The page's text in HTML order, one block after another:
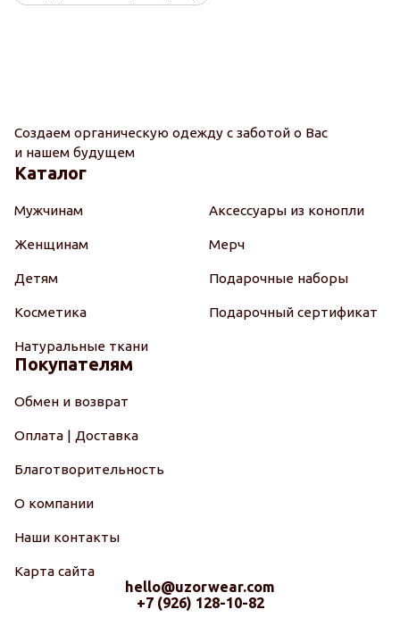
Создаем органическую одежду с заботой о Вас
и нашем будущем
Каталог
Мужчинам
Женщинам
Детям
Косметика
Натуральные ткани
Аксессуары из конопли
Мерч
Подарочные наборы
Подарочный сертификат
Покупателям
Обмен и возврат
Оплата | Доставка
Благотворительность
О компании
Наши контакты
Карта сайта
hello@uzorwear.com
+7 (926) 128-10-82